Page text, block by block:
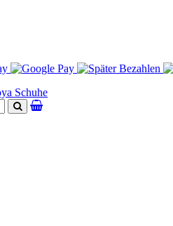
Suchen